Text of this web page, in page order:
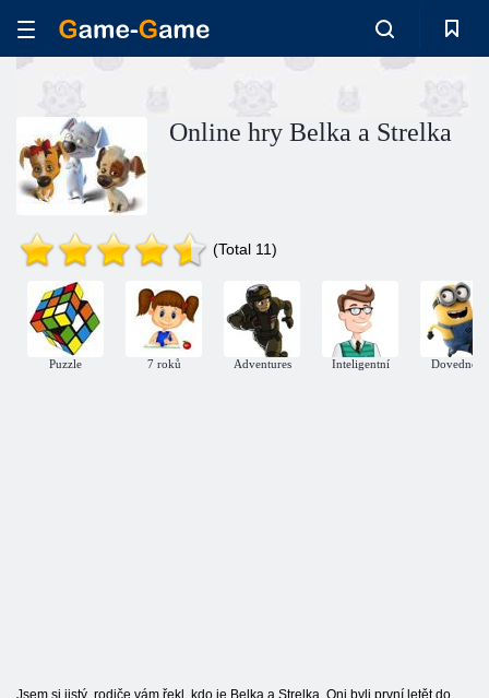
Online hry Belka a Strelka
(Total 11)
Puzzle 7 roků Adventures Inteligentní Dovednost
Jsem si jistý, rodiče vám řekl, kdo je Belka a Strelka. Oni byli první letět do